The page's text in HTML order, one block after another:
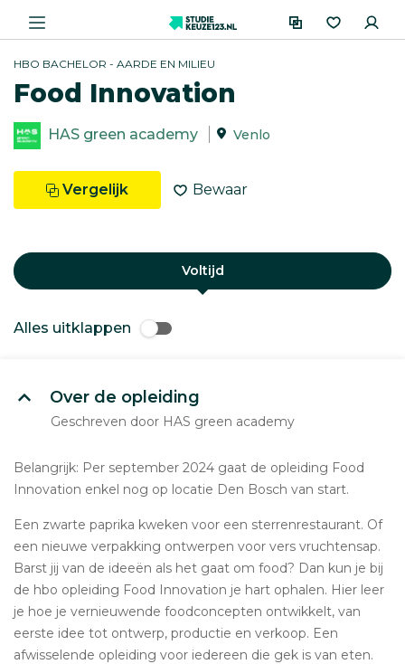
HBO BACHELOR - AARDE EN MILIEU
Food Innovation
HAS green academy Venlo
Vergelijk Bewaar
Voltijd
Alles uitklappen
Over de opleiding
Geschreven door HAS green academy
Belangrijk: Per september 2024 gaat de opleiding Food
Innovation enkel nog op locatie Den Bosch van start.
Een zwarte paprika kweken voor een sterrenrestaurant. Of
een nieuwe verpakking ontwerpen voor vers vruchtensap.
Barst jij van de ideeën als het gaat om food? Dan kun je bij
de hbo opleiding Food Innovation je hart ophalen. Hier leer
je hoe je vernieuwende foodconcepten ontwikkelt, van
eerste idee tot ontwerp, productie en verkoop. Een
afwisselende opleiding voor iedereen die gek is van eten.